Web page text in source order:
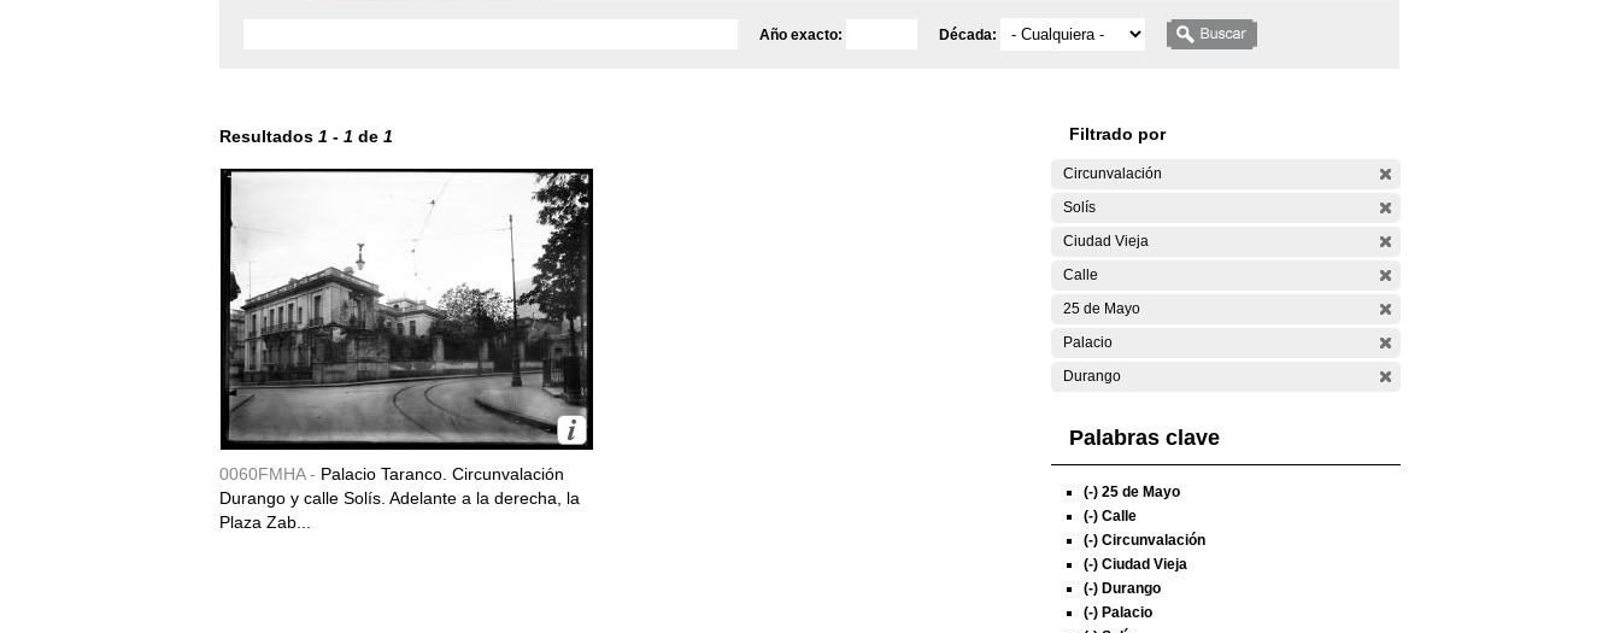
Año exacto: Década:
Resultados 1 - 1 de 1
0060FMHA - Palacio Taranco. Circunvalación
Durango y calle Solís. Adelante a la derecha, la
Plaza Zab...
Filtrado por
Circunvalación
Solís
Ciudad Vieja
Calle
25 de Mayo
Palacio
Durango
Palabras clave
(-) 25 de Mayo
(-) Calle
(-) Circunvalación
(-) Ciudad Vieja
(-) Durango
(-) Palacio